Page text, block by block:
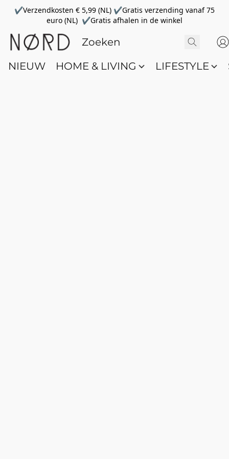
✔Verzendkosten € 5,99 (NL) ✔Gratis verzending vanaf 75
euro (NL) ✔Gratis afhalen in de winkel
NIEUW HOME & LIVING LIFESTYLE